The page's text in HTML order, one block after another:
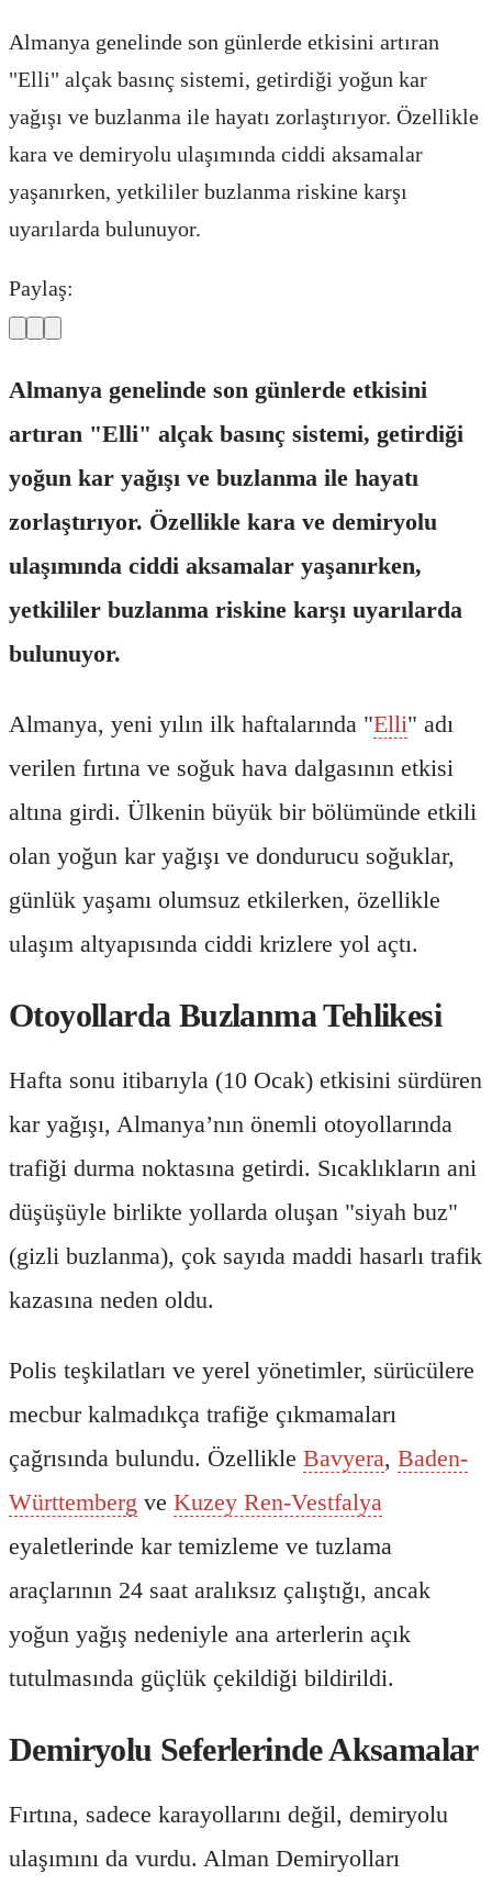
Almanya genelinde son günlerde etkisini artıran
"Elli" alçak basınç sistemi, getirdiği yoğun kar
yağışı ve buzlanma ile hayatı zorlaştırıyor. Özellikle
kara ve demiryolu ulaşımında ciddi aksamalar
yaşanırken, yetkililer buzlanma riskine karşı
uyarılarda bulunuyor.
Paylaş:
Almanya genelinde son günlerde etkisini
artıran "Elli" alçak basınç sistemi, getirdiği
yoğun kar yağışı ve buzlanma ile hayatı
zorlaştırıyor. Özellikle kara ve demiryolu
ulaşımında ciddi aksamalar yaşanırken,
yetkililer buzlanma riskine karşı uyarılarda
bulunuyor.
Almanya, yeni yılın ilk haftalarında "Elli" adı
verilen fırtına ve soğuk hava dalgasının etkisi
altına girdi. Ülkenin büyük bir bölümünde etkili
olan yoğun kar yağışı ve dondurucu soğuklar,
günlük yaşamı olumsuz etkilerken, özellikle
ulaşım altyapısında ciddi krizlere yol açtı.
Otoyollarda Buzlanma Tehlikesi
Hafta sonu itibarıyla (10 Ocak) etkisini sürdüren
kar yağışı, Almanya’nın önemli otoyollarında
trafiği durma noktasına getirdi. Sıcaklıkların ani
düşüşüyle birlikte yollarda oluşan "siyah buz"
(gizli buzlanma), çok sayıda maddi hasarlı trafik
kazasına neden oldu.
Polis teşkilatları ve yerel yönetimler, sürücülere
mecbur kalmadıkça trafiğe çıkmamaları
çağrısında bulundu. Özellikle Bavyera, Baden-
Württemberg ve Kuzey Ren-Vestfalya
eyaletlerinde kar temizleme ve tuzlama
araçlarının 24 saat aralıksız çalıştığı, ancak
yoğun yağış nedeniyle ana arterlerin açık
tutulmasında güçlük çekildiği bildirildi.
Demiryolu Seferlerinde Aksamalar
Fırtına, sadece karayollarını değil, demiryolu
ulaşımını da vurdu. Alman Demiryolları